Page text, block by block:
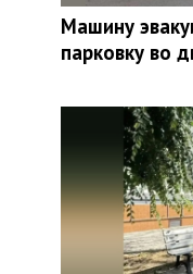
Машину
парковку во